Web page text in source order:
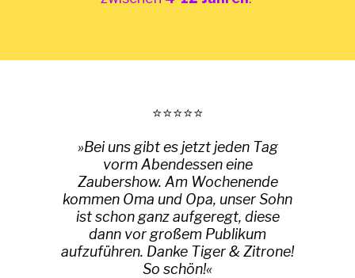
⭐⭐⭐⭐⭐
»Bei uns gibt es jetzt jeden Tag
vorm Abendessen eine
Zaubershow. Am Wochenende
kommen Oma und Opa, unser Sohn
ist schon ganz aufgeregt, diese
dann vor großem Publikum
aufzuführen. Danke Tiger & Zitrone!
So schön!«